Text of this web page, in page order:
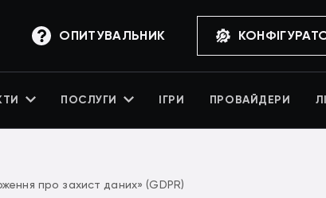
ОПИТУВАЛЬНИК
ПОСЛУГИ ІГРИ ПРОВАЙДЕРИ
про захист даних» (GDPR)